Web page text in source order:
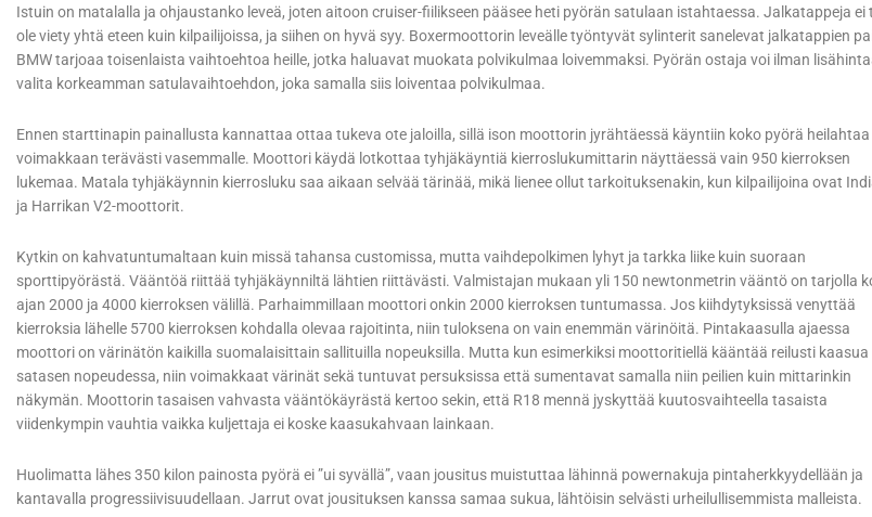
Istuin on matalalla ja ohjaustanko leveä, joten aitoon cruiser-fiilikseen pääsee heti pyörän satulaan istahtaessa. Jalkatappeja ei
ole viety yhtä eteen kuin kilpailijoissa, ja siihen on hyvä syy. Boxermoottorin leveälle työntyvät sylinterit sanelevat jalkatappien
BMW tarjoaa toisenlaista vaihtoehtoa heille, jotka haluavat muokata polvikulmaa loivemmaksi. Pyörän ostaja voi ilman
valita korkeamman satulavaihtoehdon, joka samalla siis loiventaa polvikulmaa.
Ennen starttinapin painallusta kannattaa ottaa tukeva ote jaloilla, sillä ison moottorin jyrähtäessä käyntiin koko pyörä heilahtaa
voimakkaan terävästi vasemmalle. Moottori käydä lotkottaa tyhjäkäyntiä kierroslukumittarin näyttäessä vain 950 kierroksen
lukemaa. Matala tyhjäkäynnin kierrosluku saa aikaan selvää tärinää, mikä lienee ollut tarkoituksenakin, kun kilpailijoina ovat
ja Harrikan V2-moottorit.
Kytkin on kahvatuntumaltaan kuin missä tahansa customissa, mutta vaihdepolkimen lyhyt ja tarkka liike kuin suoraan
sporttipyörästä. Vääntöä riittää tyhjäkäynniltä lähtien riittävästi. Valmistajan mukaan yli 150 newtonmetrin vääntö on tarjolla
ajan 2000 ja 4000 kierroksen välillä. Parhaimmillaan moottori onkin 2000 kierroksen tuntumassa. Jos kiihdytyksissä venyttää
kierroksia lähelle 5700 kierroksen kohdalla olevaa rajoitinta, niin tuloksena on vain enemmän värinöitä. Pintakaasulla ajaessa
moottori on värinätön kaikilla suomalaisittain sallituilla nopeuksilla. Mutta kun esimerkiksi moottoritiellä kääntää reilusti kaasua
satasen nopeudessa, niin voimakkaat värinät sekä tuntuvat persuksissa että sumentavat samalla niin peilien kuin mittarinkin
näkymän. Moottorin tasaisen vahvasta vääntökäyrästä kertoo sekin, että R18 mennä jyskyttää kuutosvaihteella tasaista
viidenkympin vauhtia vaikka kuljettaja ei koske kaasukahvaan lainkaan.
Huolimatta lähes 350 kilon painosta pyörä ei ”ui syvällä”, vaan jousitus muistuttaa lähinnä powernakuja pintaherkkyydellään ja
kantavalla progressiivisuudellaan. Jarrut ovat jousituksen kanssa samaa sukua, lähtöisin selvästi urheilullisemmista malleista.